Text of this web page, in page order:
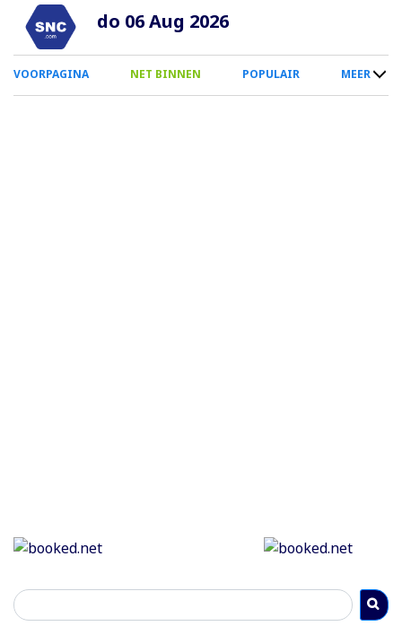
Overslaan
naar
inhoud
do 06 Aug 2026
0
Smartphone
VOORPAGINA NET BINNEN POPULAIR MEER